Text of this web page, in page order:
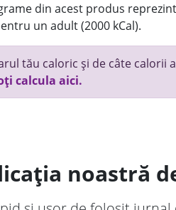
din acest produs
un adult (2000 kCal).
tău caloric și de câte calorii
calcula aici.
noastră